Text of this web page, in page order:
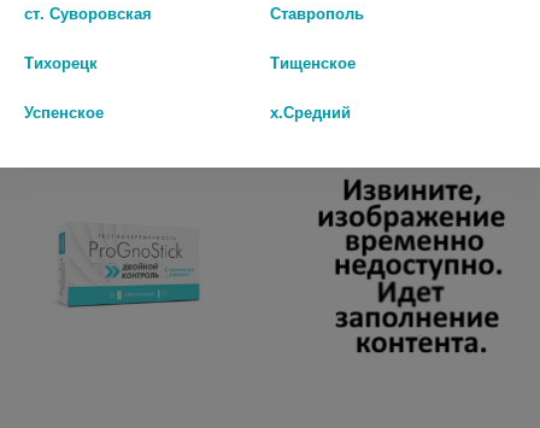
190
В КОРЗИНУ
120
ст. Суворовская Ставрополь
Тихорецк Тищенское
Успенское х.Средний